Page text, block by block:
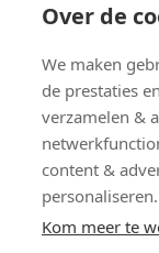
Over de
We maken
de prestaties
verzamelen &
content &
personaliseren.
Kom meer te
Verzenden
Retourneren
Betalen